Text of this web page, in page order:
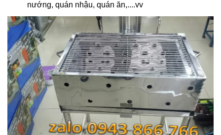
nướng, quán nhậu, quán ăn,....vv